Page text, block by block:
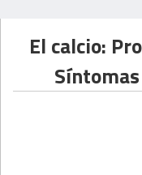
El calcio: